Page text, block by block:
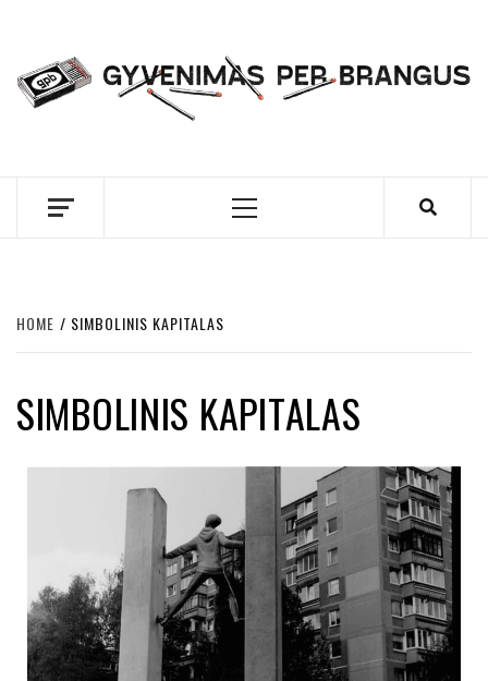
content
BRANGUS
Menu
HOME SIMBOLINIS KAPITALAS
SIMBOLINIS KAPITALAS